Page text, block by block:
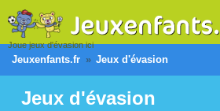
Joue jeux d'évasion ici
Jeuxenfants.fr Jeux d'évasion
Jeux d'évasion